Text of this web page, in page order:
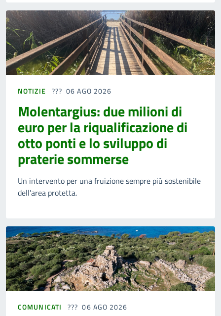
NOTIZIE 06 AGO 2026
Molentargius: due milioni di
euro per la riqualificazione di
otto ponti e lo sviluppo di
praterie sommerse
Un intervento per una fruizione sempre più sostenibile
dell'area protetta.
COMUNICATI 06 AGO 2026